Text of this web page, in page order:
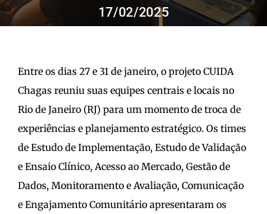
17/02/2025
Entre os dias 27 e 31 de janeiro, o projeto CUIDA
Chagas reuniu suas equipes centrais e locais no
Rio de Janeiro (RJ) para um momento de troca de
experiências e planejamento estratégico. Os times
de Estudo de Implementação, Estudo de Validação
e Ensaio Clínico, Acesso ao Mercado, Gestão de
Dados, Monitoramento e Avaliação, Comunicação
e Engajamento Comunitário apresentaram os